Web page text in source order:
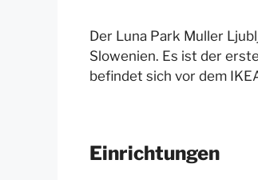
Der Luna Park Muller
Slowenien. Es ist der
befindet sich vor dem
Einrichtungen